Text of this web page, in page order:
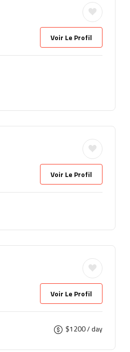
Voir Le Profil
Voir Le Profil
Voir Le Profil
$1200/ day